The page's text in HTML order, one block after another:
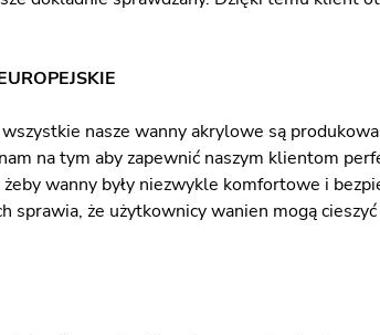
nasze wanny akrylowe są
na tym aby zapewnić naszym klientom
wanny były niezwykle komfortowe i
sprawia, że użytkownicy wanien mogą